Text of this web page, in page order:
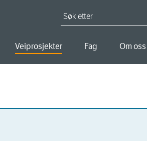
Veiprosjekter Fag Om oss